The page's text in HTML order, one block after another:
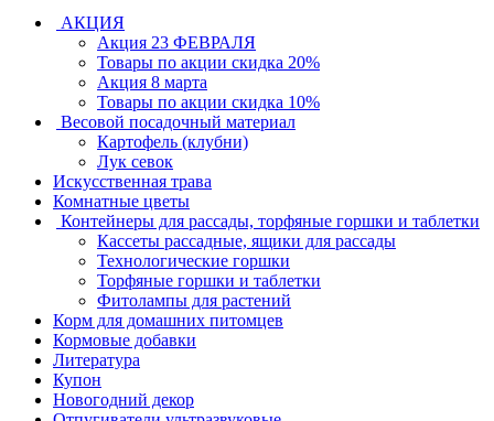
АКЦИЯ
Акция 23 ФЕВРАЛЯ
Товары по акции скидка 20%
Акция 8 марта
Товары по акции скидка 10%
Весовой посадочный материал
Картофель (клубни)
Лук севок
Искусственная трава
Комнатные цветы
Контейнеры для рассады, торфяные горшки и таблетки
Кассеты рассадные, ящики для рассады
Технологические горшки
Торфяные горшки и таблетки
Фитолампы для растений
Корм для домашних питомцев
Кормовые добавки
Литература
Купон
Новогодний декор